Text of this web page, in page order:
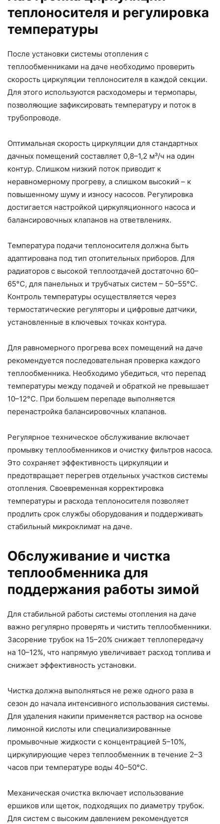
теплоносителя и регулировка
температуры
После установки системы отопления с
теплообменниками на даче необходимо проверить
скорость циркуляции теплоносителя в каждой секции.
Для этого используются расходомеры и термопары,
позволяющие зафиксировать температуру и поток в
трубопроводе.
Оптимальная скорость циркуляции для стандартных
дачных помещений составляет 0,8–1,2 м³/ч на один
контур. Слишком низкий поток приводит к
неравномерному прогреву, а слишком высокий – к
повышенному шуму и износу насосов. Регулировка
достигается настройкой циркуляционного насоса и
балансировочных клапанов на ответвлениях.
Температура подачи теплоносителя должна быть
адаптирована под тип отопительных приборов. Для
радиаторов с высокой теплоотдачей достаточно 60–
65°C, для панельных и трубчатых систем – 50–55°C.
Контроль температуры осуществляется через
термостатические регуляторы и цифровые датчики,
установленные в ключевых точках контура.
Для равномерного прогрева всех помещений на даче
рекомендуется последовательная проверка каждого
теплообменника. Необходимо убедиться, что перепад
температуры между подачей и обраткой не превышает
10–12°C. При большем перепаде выполняется
перенастройка балансировочных клапанов.
Регулярное техническое обслуживание включает
промывку теплообменников и очистку фильтров насоса.
Это сохраняет эффективность циркуляции и
предотвращает перегрев отдельных участков системы
отопления. Своевременная корректировка
температуры и расхода теплоносителя позволяет
продлить срок службы оборудования и поддерживать
стабильный микроклимат на даче.
Обслуживание и чистка
теплообменника для
поддержания работы зимой
Для стабильной работы системы отопления на даче
важно регулярно проверять и чистить теплообменники.
Засорение трубок на 15–20% снижает теплопередачу
на 10–12%, что напрямую увеличивает расход топлива и
снижает эффективность установки.
Чистка должна выполняться не реже одного раза в
сезон до начала интенсивного использования системы.
Для удаления накипи применяется раствор на основе
лимонной кислоты или специализированные
промывочные жидкости с концентрацией 5–10%,
циркулирующие через теплообменник в течение 2–3
часов при температуре воды 40–50°C.
Механическая очистка включает использование
ершиков или щеток, подходящих по диаметру трубок.
Для систем с высоким давлением рекомендуется